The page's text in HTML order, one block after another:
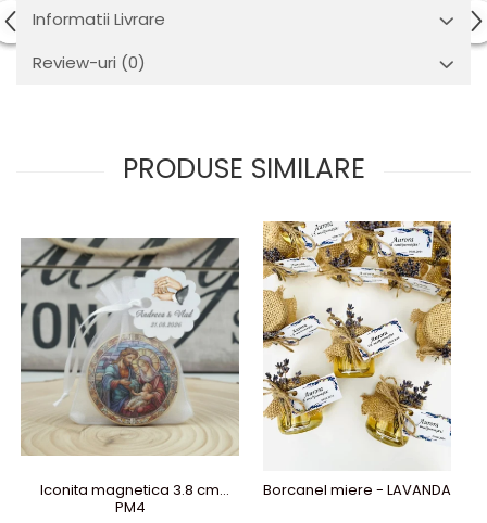
Informatii Livrare
Review-uri (0)
PRODUSE SIMILARE
Iconita magnetica 3.8 cm
PM4
Borcanel miere - LAVANDA